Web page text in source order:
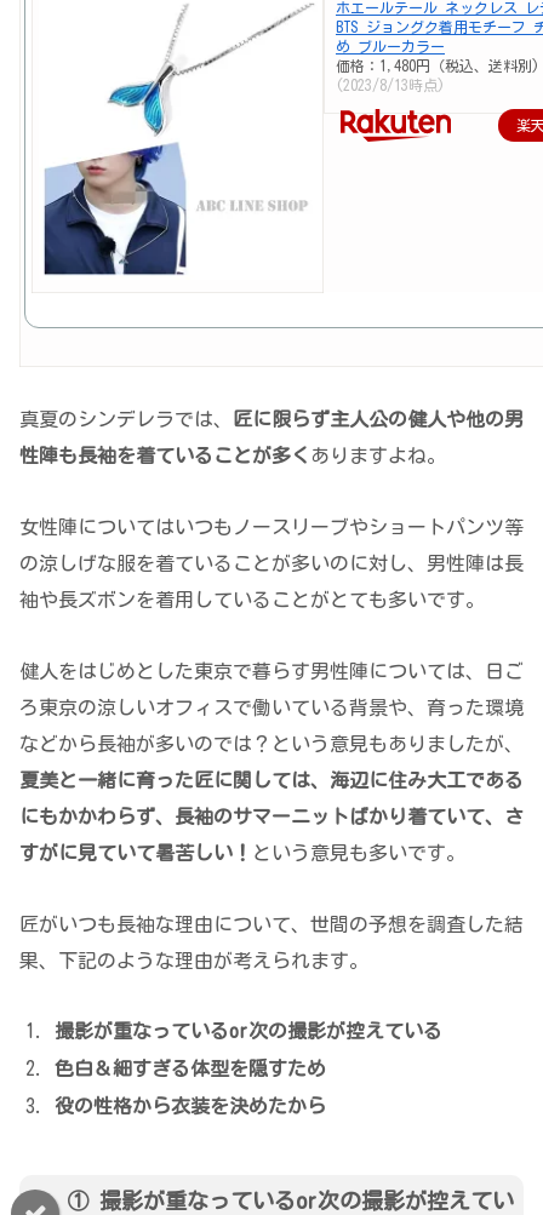
ホエールテール ネックレス レ
BTS ジョングク着用モチーフ
め ブルーカラー
価格：1,480円（税込、送料別)
(2023/8/13時点)
楽
真夏のシンデレラでは、
匠に限らず主人公の健人や他の男
性陣も長袖を着ていることが多く ありますよね。
女性陣についてはいつもノースリーブやショートパンツ等
の涼しげな服を着ていることが多いのに対し、男性陣は長
袖や長ズボンを着用していることがとても多いです。
健人をはじめとした東京で暮らす男性陣については、日ご
ろ東京の涼しいオフィスで働いている背景や、育った環境
などから長袖が多いのでは？という意見もありましたが、
夏美と一緒に育った匠に関しては、海辺に住み大工である
にもかかわらず、長袖のサマーニットばかり着ていて、さ
すがに見ていて暑苦しい！ という意見も多いです。
匠がいつも長袖な理由について、世間の予想を調査した結
果、下記のような理由が考えられます。
撮影が重なっているor次の撮影が控えている
色白＆細すぎる体型を隠すため
役の性格から衣装を決めたから
① 撮影が重なっているor次の撮影が控えてい